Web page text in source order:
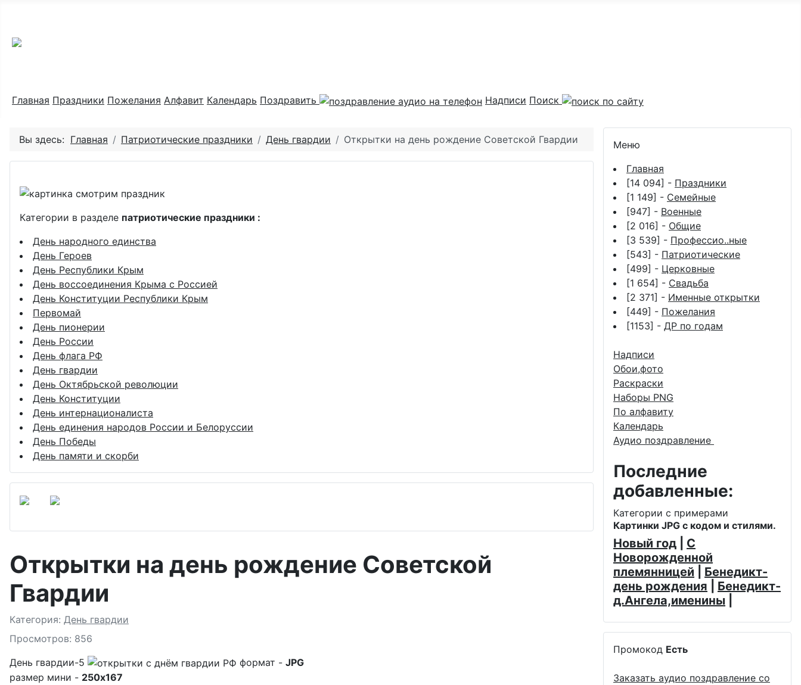
Главная Праздники Пожелания Алфавит Календарь Поздравить Надписи Поиск
Вы здесь: Главная Патриотические праздники День гвардии Открытки на день рождение Советской Гвардии
Категории в разделе патриотические праздники :
День народного единства
День Героев
День Республики Крым
День воссоединения Крыма с Россией
День Конституции Республики Крым
Первомай
День пионерии
День России
День флага РФ
День гвардии
День Октябрьской революции
День Конституции
День интернационалиста
День единения народов России и Белоруссии
День Победы
День памяти и скорби
Открытки на день рождение Советской
Гвардии
Подробности
Категория: День гвардии
Просмотров: 856
День гвардии-5
формат - JPG
размер мини - 250x167
Меню
Главная
[14 094] - Праздники
[1 149] - Семейные
[947] - Военные
[2 016] - Общие
[3 539] - Профессио..ные
[543] - Патриотические
[499] - Церковные
[1 654] - Свадьба
[2 371] - Именные открытки
[449] - Пожелания
[1153] - ДР по годам
Надписи
Обои,фото
Раскраски
Наборы PNG
По алфавиту
Календарь
Аудио поздравление
Последние
добавленные:
Категории с примерами
Картинки JPG с кодом и стилями.
Новый год
С
Новорожденной
племянницей
Бенедикт-
день рождения
Бенедикт-
д.Ангела,именины
Промокод Есть
Заказать аудио поздравление со